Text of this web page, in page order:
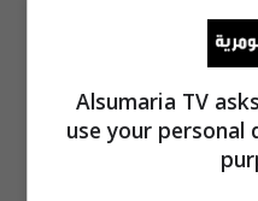
الروسية
Alsumaria TV
use your